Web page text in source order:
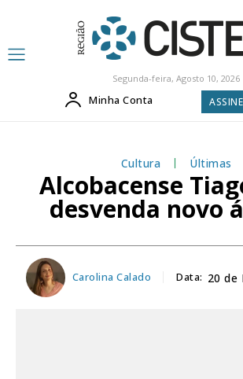
Segunda-feira, Agosto 10, 2026
Minha Conta
Cultura Últimas
Alcobacense
desvenda novo
Carolina Calado Data: 20 de